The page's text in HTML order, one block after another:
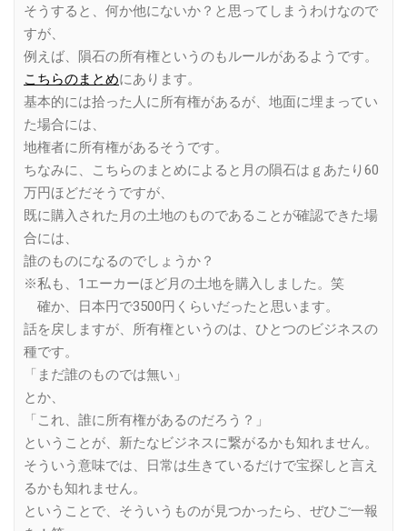
そうすると、何か他にないか？と思ってしまうわけなので
すが、
例えば、隕石の所有権というのもルールがあるようです。
こちらのまとめにあります。
基本的には拾った人に所有権があるが、地面に埋まってい
た場合には、
地権者に所有権があるそうです。
ちなみに、こちらのまとめによると月の隕石はｇあたり60
万円ほどだそうですが、
既に購入された月の土地のものであることが確認できた場
合には、
誰のものになるのでしょうか？
※私も、1エーカーほど月の土地を購入しました。笑
確か、日本円で3500円くらいだったと思います。
話を戻しますが、所有権というのは、ひとつのビジネスの
種です。
「まだ誰のものでは無い」
とか、
「これ、誰に所有権があるのだろう？」
ということが、新たなビジネスに繋がるかも知れません。
そういう意味では、日常は生きているだけで宝探しと言え
るかも知れません。
ということで、そういうものが見つかったら、ぜひご一報